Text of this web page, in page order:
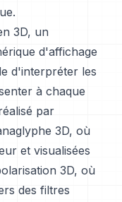
3D, un
d'affichage
d'interpréter les
à chaque
par
3D, où
et visualisées
3D, où
des filtres